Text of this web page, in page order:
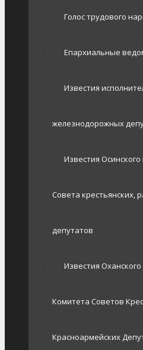
Голос трудового
Епархиальные
Известия
железнодорожных
Известия
Совета крестьянских,
депутатов
Известия
Комитета Советов
Красноармейских